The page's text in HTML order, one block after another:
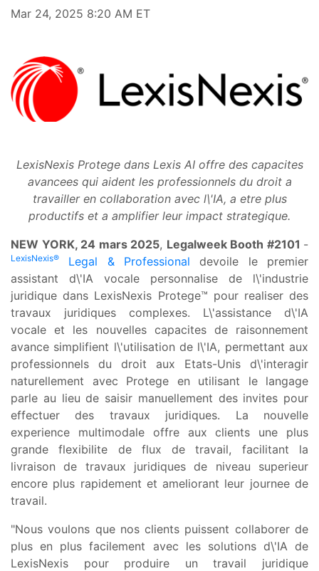
Mar 24, 2025 8:20 AM ET
LexisNexis Protege dans Lexis AI offre des capacites
avancees qui aident les professionnels du droit a
travailler en collaboration avec l\'IA, a etre plus
productifs et a amplifier leur impact strategique.
NEW YORK, 24 mars 2025, Legalweek Booth #2101 -
LexisNexis® Legal & Professional devoile le premier
assistant d\'IA vocale personnalise de l\'industrie
juridique dans LexisNexis Protege™ pour realiser des
travaux juridiques complexes. L\'assistance d\'IA
vocale et les nouvelles capacites de raisonnement
avance simplifient l\'utilisation de l\'IA, permettant aux
professionnels du droit aux Etats-Unis d\'interagir
naturellement avec Protege en utilisant le langage
parle au lieu de saisir manuellement des invites pour
effectuer des travaux juridiques. La nouvelle
experience multimodale offre aux clients une plus
grande flexibilite de flux de travail, facilitant la
livraison de travaux juridiques de niveau superieur
encore plus rapidement et ameliorant leur journee de
travail.
"Nous voulons que nos clients puissent collaborer de
plus en plus facilement avec les solutions d\'IA de
LexisNexis pour produire un travail juridique